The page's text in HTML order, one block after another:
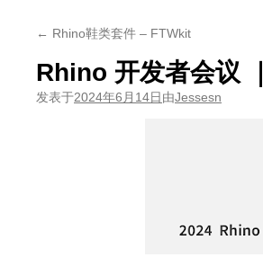
← Rhino鞋类套件 – FTWkit
Rhino 开发者会议
发表于2024年6月14日由Jessesn